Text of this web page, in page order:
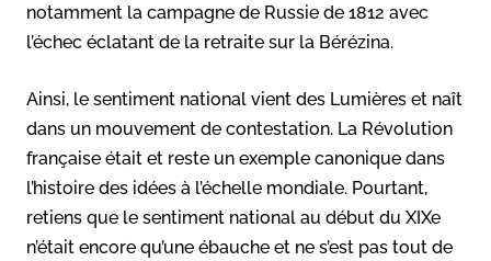
notamment la campagne de Russie de 1812 avec
l’échec éclatant de la retraite sur la Bérézina.
Ainsi, le sentiment national vient des Lumières et naît
dans un mouvement de contestation. La Révolution
française était et reste un exemple canonique dans
l’histoire des idées à l’échelle mondiale. Pourtant,
retiens que le sentiment national au début du XIXe
n’était encore qu’une ébauche et ne s’est pas tout de